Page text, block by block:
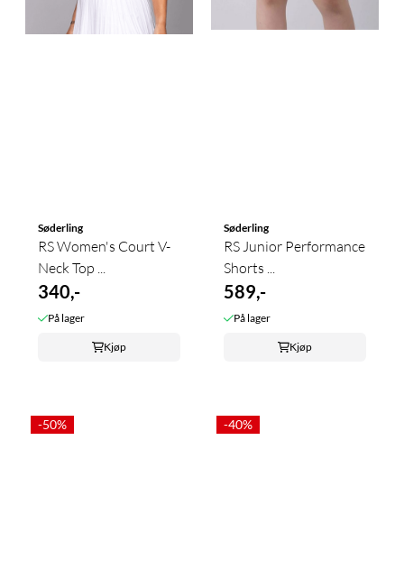
Søderling
RS Women's Court V-
Neck Top ...
340,-
På lager
Kjøp
Søderling
RS Junior Performance
Shorts ...
589,-
På lager
Kjøp
-50% -40%